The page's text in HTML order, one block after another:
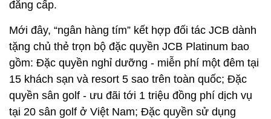
đẳng cấp.
Mới đây, “ngân hàng tím” kết hợp đối tác JCB dành
tặng chủ thẻ trọn bộ đặc quyền JCB Platinum bao
gồm: Đặc quyền nghỉ dưỡng - miễn phí một đêm tại
15 khách sạn và resort 5 sao trên toàn quốc; Đặc
quyền sân golf - ưu đãi tới 1 triệu đồng phí dịch vụ
tại 20 sân golf ở Việt Nam; Đặc quyền sử dụng